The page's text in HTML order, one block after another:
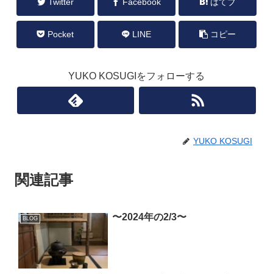
Pocket LINE コピー
YUKO KOSUGIをフォローする
YUKO KOSUGI
関連記事
BLOG 〜2024年の2/3〜